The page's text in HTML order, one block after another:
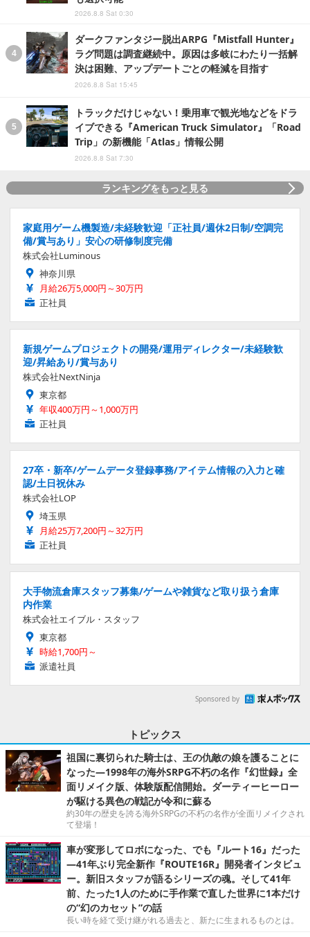
2026.8.8 Sat 0:30
ダークファンタジー脱出ARPG『Mistfall Hunter』
ラグ問題は調査継続中。原因は多岐にわたり一括解
決は困難、アップデートごとの軽減を目指す
2026.8.8 Sat 15:45
トラックだけじゃない！乗用車で観光地などをドラ
イブできる『American Truck Simulator』「Road
Trip」の新機能「Atlas」情報公開
2026.8.8 Sat 7:30
ランキングをもっと見る
家庭用ゲーム機製造/未経験歓迎「正社員/週休2日制/空調完
備/賞与あり」安心の研修制度完備
株式会社Luminous
神奈川県
月給26万5,000円～30万円
正社員
新規ゲームプロジェクトの開発/運用ディレクター/未経験歓
迎/昇給あり/賞与あり
株式会社NextNinja
東京都
年収400万円～1,000万円
正社員
27卒・新卒/ゲームデータ登録事務/アイテム情報の入力と確
認/土日祝休み
株式会社LOP
埼玉県
月給25万7,200円～32万円
正社員
大手物流倉庫スタッフ募集/ゲームや雑貨など取り扱う倉庫
内作業
株式会社エイブル・スタッフ
東京都
時給1,700円～
派遣社員
Sponsored by
トピックス
祖国に裏切られた騎士は、王の仇敵の娘を護ることに
なった―1998年の海外SRPG不朽の名作『幻世録』全
面リメイク版、体験版配信開始。ダーティーヒーロー
が駆ける異色の戦記が令和に蘇る
約30年の歴史を誇る海外SRPGの不朽の名作が全面リメイクされ
て登場！
車が変形してロボになった、でも『ルート16』だった
―41年ぶり完全新作『ROUTE16R』開発者インタビュ
ー。新旧スタッフが語るシリーズの魂。そして41年
前、たった1人のために手作業で直した世界に1本だけ
の“幻のカセット”の話
長い時を経て受け継がれる過去と、新たに生まれるものとは。